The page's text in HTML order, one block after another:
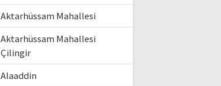
Aktarhüssam Mahallesi
Aktarhüssam Mahallesi
Çilingir
Alaaddin